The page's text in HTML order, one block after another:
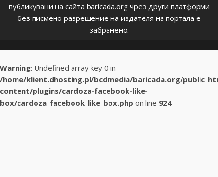
публикувани на сайта baricada.org чрез други платформи
без писмено разрешение на издателя на портала е
забранено.
Warning: Undefined array key 0 in
/home/klient.dhosting.pl/bcdmedia/baricada.org/
content/plugins/cardoza-facebook-like-
box/cardoza_facebook_like_box.php on line 924